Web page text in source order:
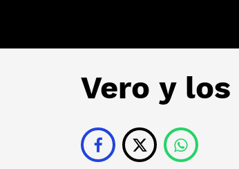
Vero y